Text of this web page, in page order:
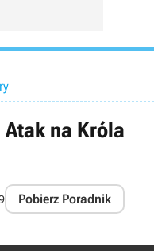
na Króla
Pobierz Poradnik